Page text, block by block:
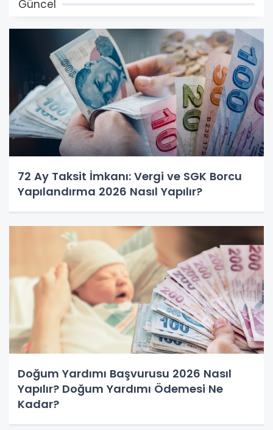
Güncel
72 Ay Taksit İmkanı: Vergi ve SGK Borcu
Yapılandırma 2026 Nasıl Yapılır?
Doğum Yardımı Başvurusu 2026 Nasıl
Yapılır? Doğum Yardımı Ödemesi Ne
Kadar?